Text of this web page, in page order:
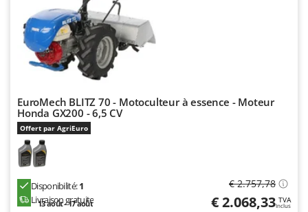
Master
Mastercook
Masterpro
McCulloch
Michelin
Mille
Minox
More than chef
EuroMech BLITZ 70 - Motoculteur à essence - Moteur
Honda GX200 - 6,5 CV
Offert par AgriEuro
Disponibilité:1
Livraison gratuite
13 août - 17 août
€ 2.757,78
€ 2.068,33 TVA
Inclus